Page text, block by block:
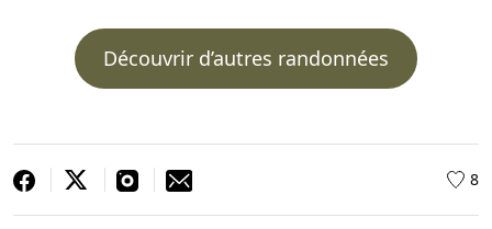
Découvrir d’autres randonnées
8